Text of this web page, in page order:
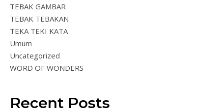
TEBAK GAMBAR
TEBAK TEBAKAN
TEKA TEKI KATA
Umum
Uncategorized
WORD OF WONDERS
Recent Posts